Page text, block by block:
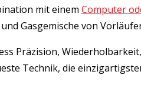
mit einem Computer
Gasgemische von
Präzision,
Technik, die